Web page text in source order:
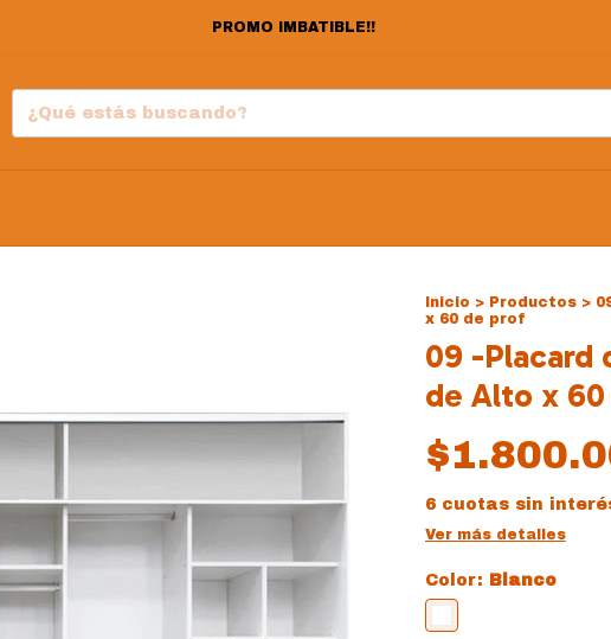
PROMO IMBATIBLE!!
Inicio > Productos >
x 60 de prof
09 -Placard
de Alto x
6 cuotas sin
Ver más detalles
Color: Blanco